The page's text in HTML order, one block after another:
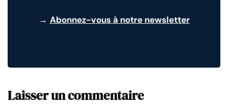
→ Abonnez-vous à notre newsletter
Laisser un commentaire